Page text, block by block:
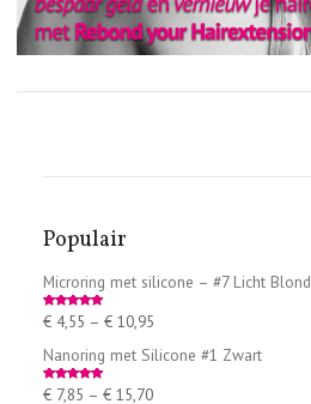
Populair
Microring met silicone – #7 Licht Blond
Rated5.00
out of 5
€4,55 – €10,95
Nanoring met Silicone #1 Zwart
Rated5.00
€7,85 – €15,70